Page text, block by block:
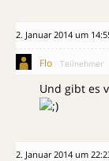
2. Januar 2014 um
Flo Teilnehmer
Und gibt es
2. Januar 2014 um